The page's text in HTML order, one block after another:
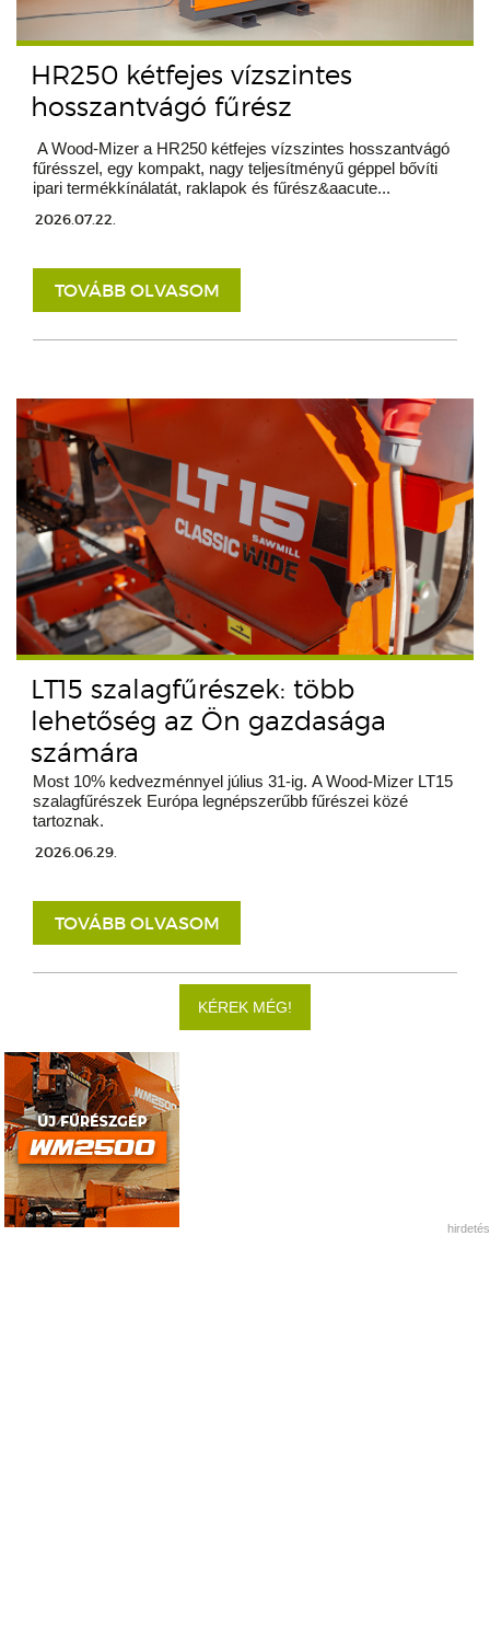
HR250 kétfejes vízszintes
hosszantvágó fűrész
A Wood-Mizer a HR250 kétfejes vízszintes hosszantvágó
fűrésszel, egy kompakt, nagy teljesítményű géppel bővíti
ipari termékkínálatát, raklapok és fűrész&aacute...
2026.07.22.
TOVÁBB OLVASOM
LT15 szalagfűrészek: több
lehetőség az Ön gazdasága
számára
Most 10% kedvezménnyel július 31-ig. A Wood-Mizer LT15
szalagfűrészek Európa legnépszerűbb fűrészei közé
tartoznak.
2026.06.29.
TOVÁBB OLVASOM
KÉREK MÉG!
hirdetés